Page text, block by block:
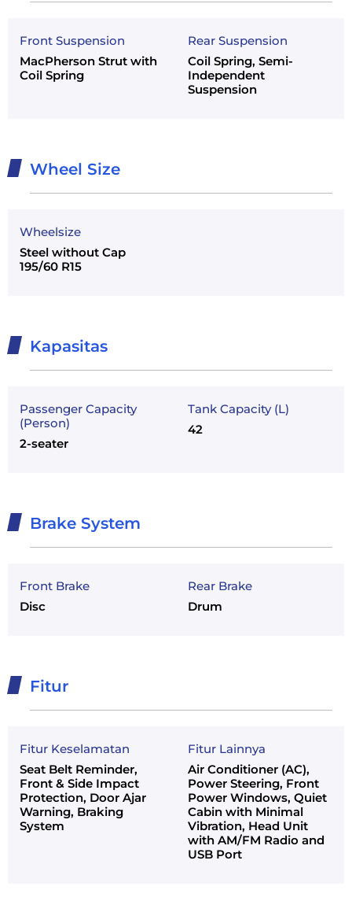
Front Suspension
MacPherson Strut with
Coil Spring
Rear Suspension
Coil Spring, Semi-
Independent
Suspension
Wheel Size
Wheelsize
Steel without Cap
195/60 R15
Kapasitas
Passenger Capacity
(Person)
2-seater
Tank Capacity (L)
42
Brake System
Front Brake
Disc
Rear Brake
Drum
Fitur
Fitur Keselamatan
Seat Belt Reminder,
Front & Side Impact
Protection, Door Ajar
Warning, Braking
System
Fitur Lainnya
Air Conditioner (AC),
Power Steering, Front
Power Windows, Quiet
Cabin with Minimal
Vibration, Head Unit
with AM/FM Radio and
USB Port